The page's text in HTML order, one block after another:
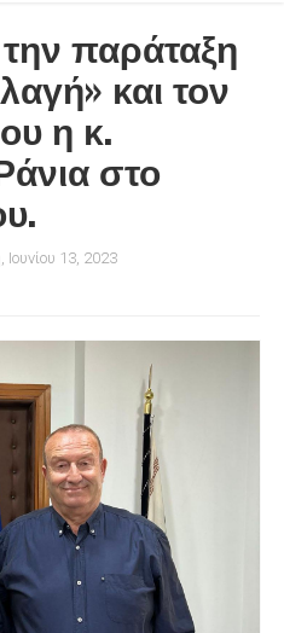
παράταξη
και τον
η κ.
στο
Ιουνίου 13, 2023